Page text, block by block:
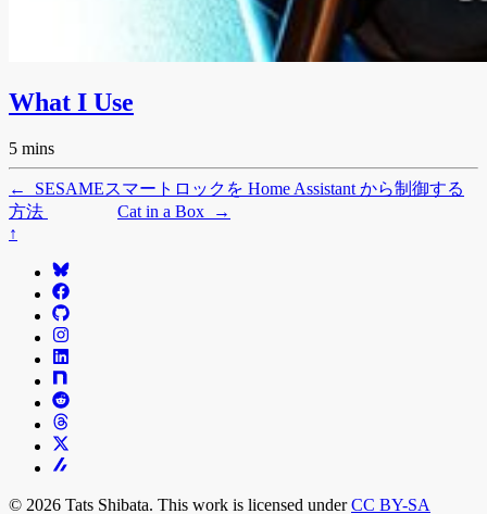
What I Use
5 mins
←
SESAMEスマートロックを Home Assistant から制御する
方法
Cat in a Box
→
↑
© 2026 Tats Shibata. This work is licensed underCC BY-SA